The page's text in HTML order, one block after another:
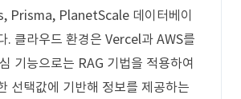
Prisma, PlanetScale 데이터베이
. 클라우드 환경은 Vercel과 AWS를
기능으로는 RAG 기법을 적용하여
선택값에 기반해 정보를 제공하는